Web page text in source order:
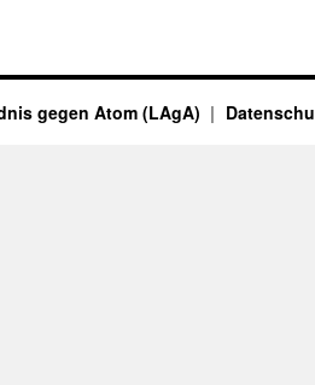
gegen Atom (LAgA)